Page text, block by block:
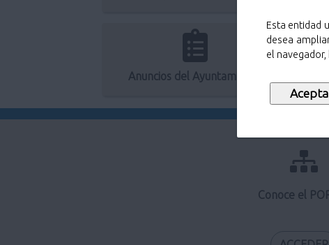
Esta entidad
desea
el navegador,
Anuncios del Ayuntamiento
Conoce el